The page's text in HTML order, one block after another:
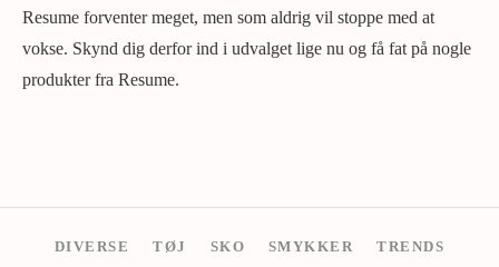
Resume forventer meget, men som aldrig vil stoppe med at
vokse. Skynd dig derfor ind i udvalget lige nu og få fat på nogle
produkter fra Resume.
DIVERSE TØJ SKO SMYKKER
TRENDS